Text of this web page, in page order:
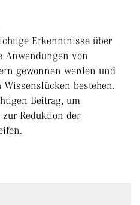
Erkenntnisse über
Anwendungen von
gewonnen werden und
bestehen.
Beitrag, um
Reduktion der